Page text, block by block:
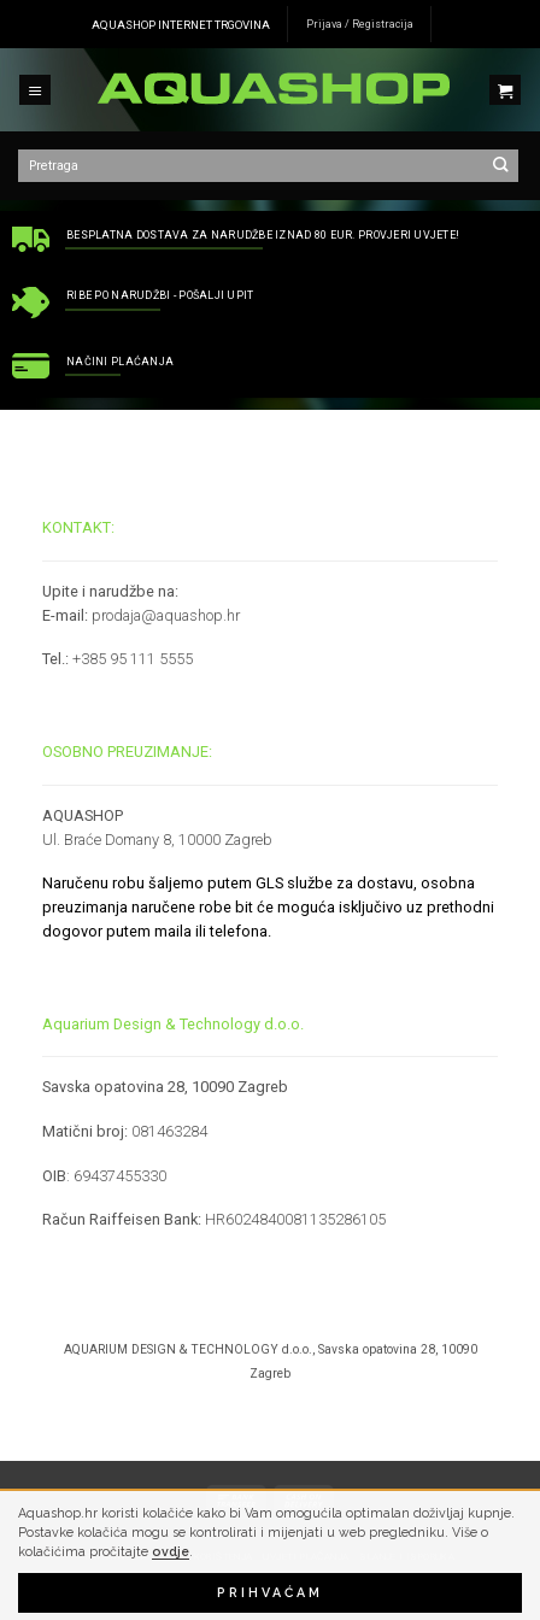
Aquashop.hr koristi kolačiće kako bi Vam omogućila optimalan doživljaj kupnje.
Postavke kolačića mogu se kontrolirati i mijenjati u web pregledniku. Više o
kolačićima pročitajte ovdje
PRIHVAĆAM
AQUASHOP INTERNET TRGOVINA Prijava / Registracija
BESPLATNA DOSTAVA ZA NARUDŽBE IZNAD 80 EUR. PROVJERI UVJETE!
RIBE PO NARUDŽBI - POŠALJI UPIT
NAČINI PLAĆANJA
KONTAKT:
Upite i narudžbe na:
E-mail: prodaja@aquashop.hr
Tel.: +385 95 111 5555
OSOBNO PREUZIMANJE:
AQUASHOP
Ul. Braće Domany 8, 10000 Zagreb
Naručenu robu šaljemo putem GLS službe za dostavu, osobna
preuzimanja naručene robe bit će moguća isključivo uz prethodni
dogovor putem maila ili telefona.
Aquarium Design & Technology d.o.o.
Savska opatovina 28, 10090 Zagreb
Matični broj: 081463284
OIB: 69437455330
Račun Raiffeisen Bank: HR6024840081135286105
AQUARIUM DESIGN & TECHNOLOGY d.o.o., Savska opatovina 28, 10090
Zagreb
PRIVATNOST UVJETI KORIŠTENJA
Aquashop | Aquarium Design & Technology d.o.o.